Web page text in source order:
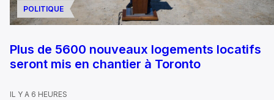
POLITIQUE
Plus de 5600 nouveaux logements locatifs
seront mis en chantier à Toronto
IL Y A 6 HEURES